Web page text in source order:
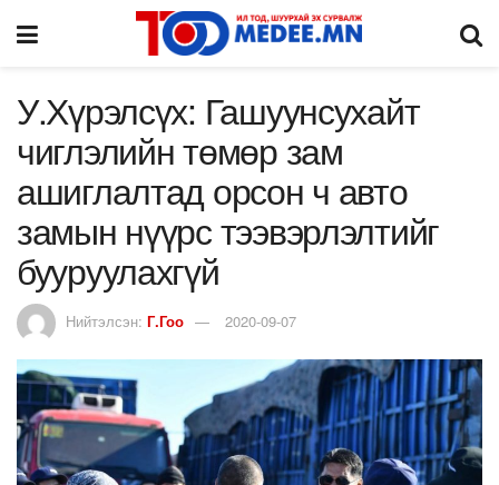
У.Хүрэлсүх: Гашуунсухайт
чиглэлийн төмөр зам
ашиглалтад орсон ч авто
замын нүүрс тээвэрлэлтийг
бууруулахгүй
Нийтэлсэн: Г.Гоо 2020-09-07